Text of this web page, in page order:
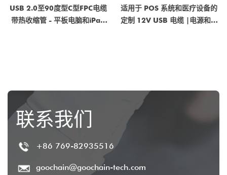
USB 2.0至90度型C型FPC电缆
带热收缩管 - 平板电脑和iPad
适用于 POS 系统和医疗设备的
定制 12V USB 电缆 |电源和数
联系我们
+86 769-82935516
goochain@goochain-tech.com